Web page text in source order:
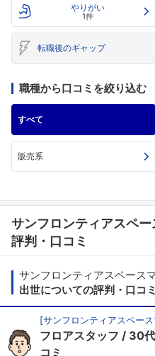
やりがい
1件
転職後のギャップ
職種から口コミを絞り込む
すべて
販売系
サンフロンティアスペ
評判・口コミ
サンフロンティアスペース
出世についての評判・口コミ
[サンフロンティアスペー
フロアスタッフ 30
コミ